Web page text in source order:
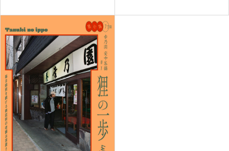
#パイセンの行きつけにつ
いて行く
#札幌来たら、まずはココ